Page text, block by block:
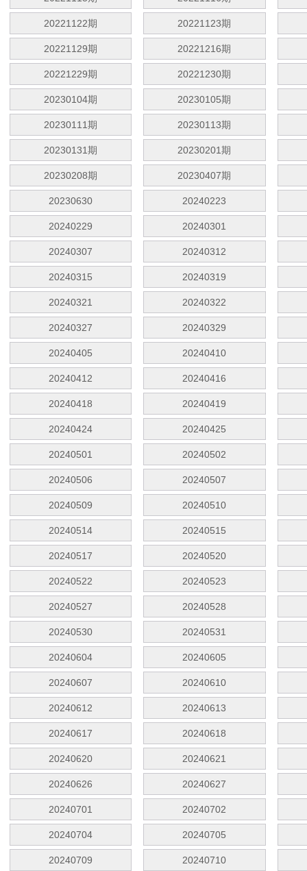
20221122期 20221123期
20221129期 20221216期
20221229期 20221230期
20230104期 20230105期
20230111期 20230113期
20230131期 20230201期
20230208期 20230407期
20230630 20240223
20240229 20240301
20240307 20240312
20240315 20240319
20240321 20240322
20240327 20240329
20240405 20240410
20240412 20240416
20240418 20240419
20240424 20240425
20240501 20240502
20240506 20240507
20240509 20240510
20240514 20240515
20240517 20240520
20240522 20240523
20240527 20240528
20240530 20240531
20240604 20240605
20240607 20240610
20240612 20240613
20240617 20240618
20240620 20240621
20240626 20240627
20240701 20240702
20240704 20240705
20240709 20240710